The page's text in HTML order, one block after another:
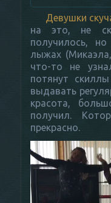
Девушки
на это, не
получилось,
лыжах
что-то не
потянут
выдавать
красота,
получил.
прекрасно.